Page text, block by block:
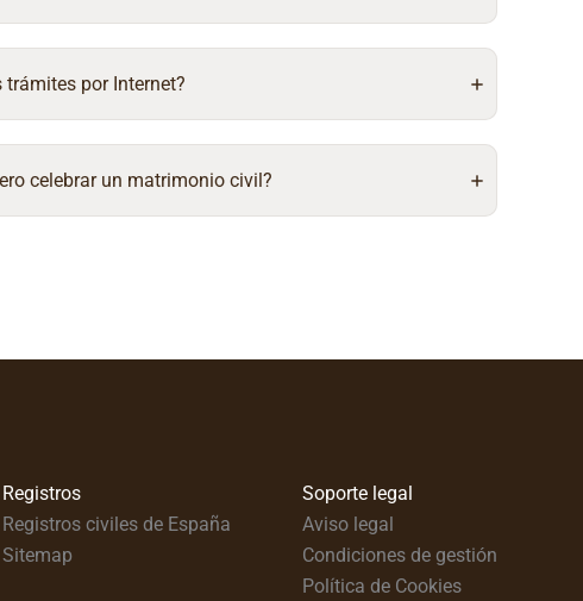
trámites por Internet?
celebrar un matrimonio civil?
Registros
Registros civiles de España
Sitemap
Soporte legal
Aviso legal
Condiciones de gestión
Política de Cookies